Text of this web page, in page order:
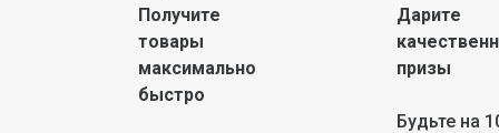
Получите
товары
максимально
быстро
Дарите
призы
Будьте на